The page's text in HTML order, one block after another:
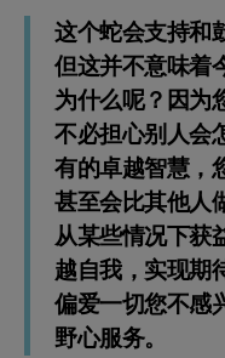
这个蛇会支持和
但这并不意味着
为什么呢？因为
不必担心别人会
有的卓越智慧，
甚至会比其他人
从某些情况下获
越自我，实现期
偏爱一切您不感
野心服务。